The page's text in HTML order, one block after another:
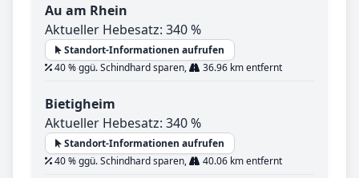
Au am Rhein
Aktueller Hebesatz: 340 %
Standort-Informationen aufrufen
40 % ggü. Schindhard sparen,
36.96 km entfernt
Bietigheim
Aktueller Hebesatz: 340 %
Standort-Informationen aufrufen
40 % ggü. Schindhard sparen,
40.06 km entfernt